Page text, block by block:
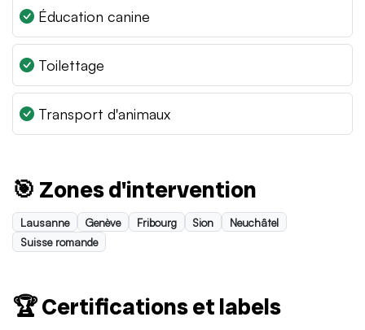
Éducation canine
Toilettage
Transport d'animaux
🎯 Zones d'intervention
Lausanne Genève Fribourg Sion
Neuchâtel
Suisse romande
🏆 Certifications et labels